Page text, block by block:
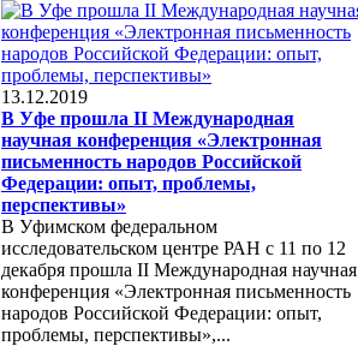
13.12.2019
В Уфе прошла II Международная
научная конференция «Электронная
письменность народов Российской
Федерации: опыт, проблемы,
перспективы»
В Уфимском федеральном
исследовательском центре РАН с 11 по 12
декабря прошла II Международная научная
конференция «Электронная письменность
народов Российской Федерации: опыт,
проблемы, перспективы»,...